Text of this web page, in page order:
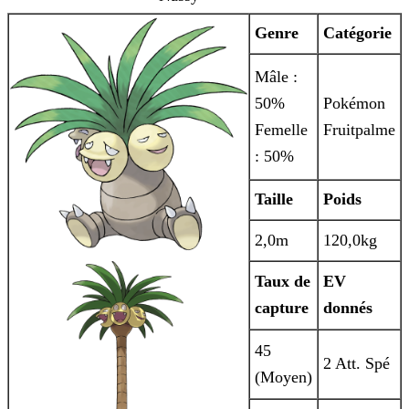
Genre Catégorie
Mâle :
50%
Femelle
: 50%
Pokémon
Fruitpalme
Taille Poids
2,0m 120,0kg
Taux de
capture
EV
donnés
45
(Moyen)
2 Att. Spé